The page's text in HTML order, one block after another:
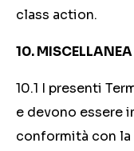
class action.
10. MISCELLANEA
10.1 I presenti
e devono essere
conformità con la